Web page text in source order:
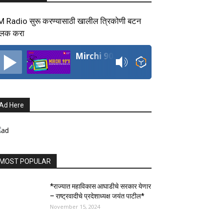
Radio सुरू करण्यासाठी खालील त्रिकोणी बटन
करा
Mirchi 90's Radio
Here
POPULAR
*राज्यात महाविकास आघाडीचे सरकार येणार
– राष्ट्रवादीचे प्रदेशाध्यक्ष जयंत पाटील*
November 15, 2024